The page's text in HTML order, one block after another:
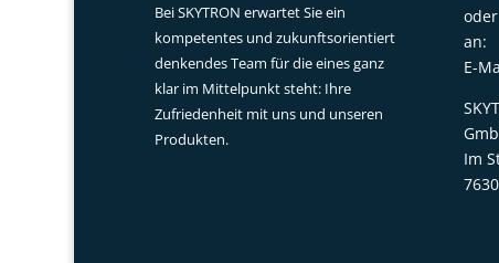
Bei SKYTRON erwartet Sie ein
kompetentes und zukunftsorientiert
denkendes Team für die eines ganz
klar im Mittelpunkt steht: Ihre
Zufriedenheit mit uns und unseren
Produkten.
an:
E-
Im